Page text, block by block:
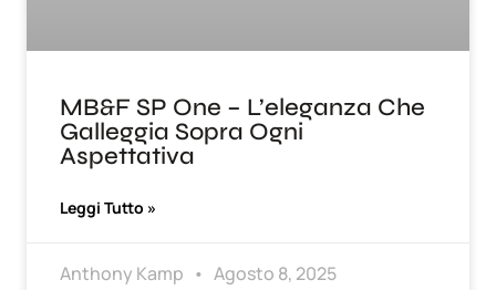
MB&F SP One – L’eleganza Che
Galleggia Sopra Ogni
Aspettativa
Leggi Tutto »
Anthony Kamp Agosto 8, 2025